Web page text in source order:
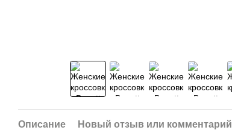
Описание Новый отзыв или комментарий